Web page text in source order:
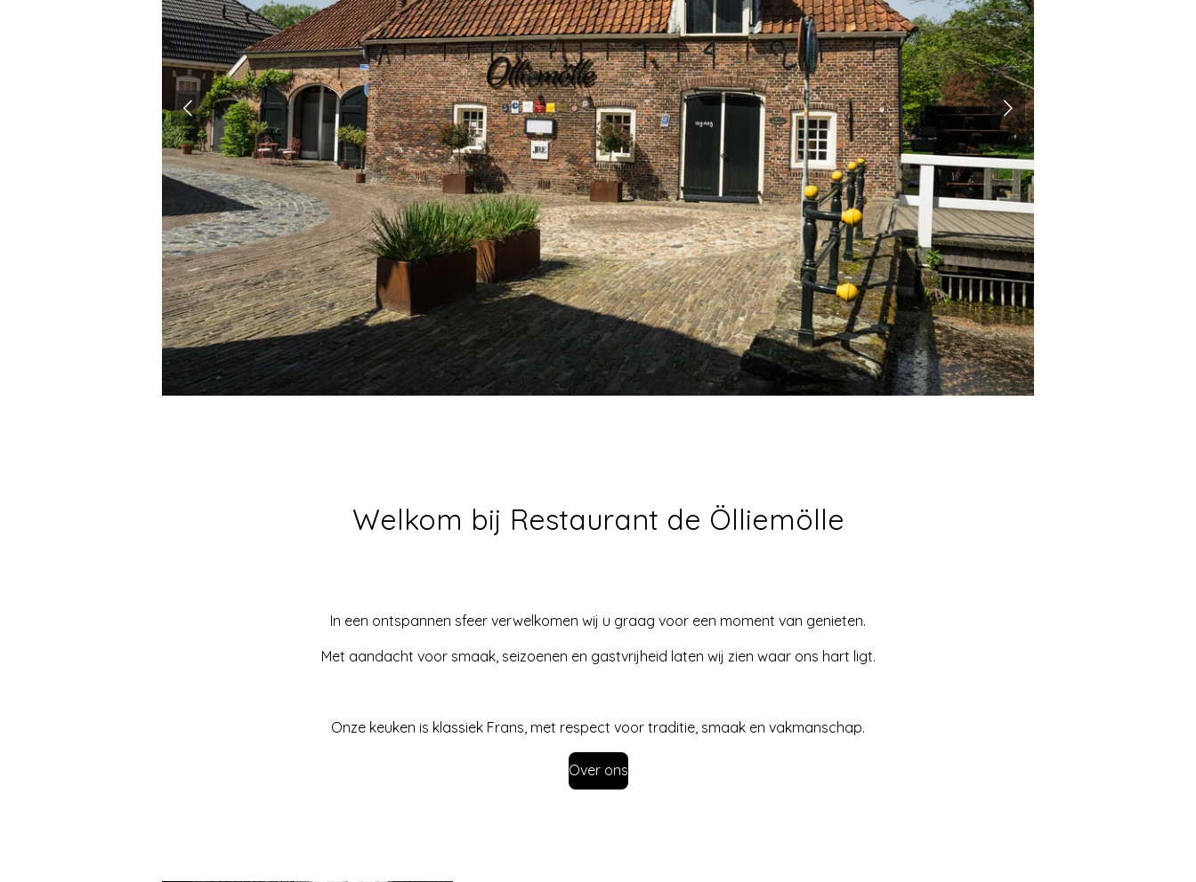
Welkom bij Restaurant de Ölliemölle
In een ontspannen sfeer verwelkomen wij u graag voor een moment van genieten.
Met aandacht voor smaak, seizoenen en gastvrijheid laten wij zien waar ons hart ligt.
Onze keuken is klassiek Frans, met respect voor traditie, smaak en vakmanschap.
Over ons